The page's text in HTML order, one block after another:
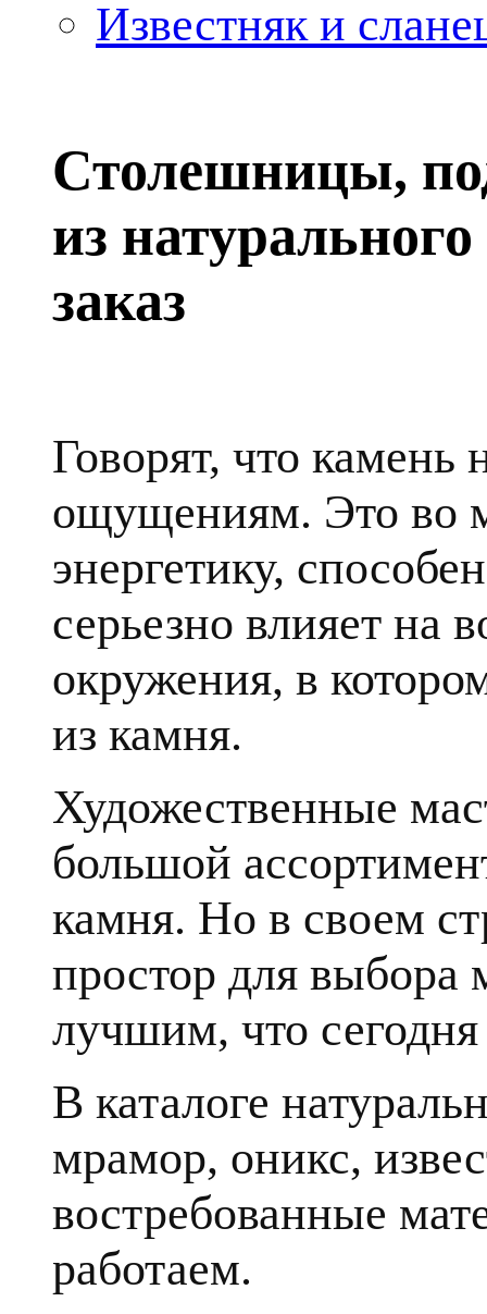
Известняк и
Столешницы,
из
заказ
Говорят, что
ощущениям. Это во
энергетику,
серьезно влияет на
окружения, в
из камня.
Художественные
большой
камня. Но в своем
простор для выбора
лучшим, что
В каталоге
мрамор, оникс,
востребованные
работаем.